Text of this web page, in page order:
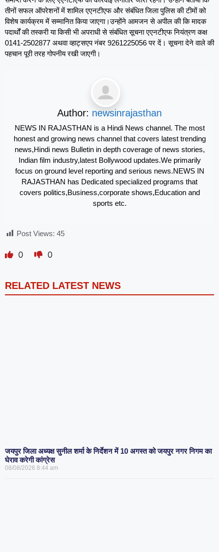
तीनों सफल ऑपरेशनों में शामिल एएनटीएफ और संबंधित जिला पुलिस की टीमों को
विशेष कार्यक्रम में सम्मानित किया जाएगा।उन्होंने आमजन से अपील की कि मादक
पदार्थों की तस्करी या किसी भी अपराधी से संबंधित सूचना एएनटीएफ नियंत्रण कक्ष
0141-2502877 अथवा व्हाट्सएप नंबर 9261225056 पर दें। सूचना देने वाले की
पहचान पूरी तरह गोपनीय रखी जाएगी।
Author: newsinrajasthan
NEWS IN RAJASTHAN is a Hindi News channel. The most
honest and growing news channel that covers latest trending
news,Hindi news Bulletin in depth coverage of news stories,
Indian film industry,latest Bollywood updates.We primarily
focus on ground level reporting and serious news.NEWS IN
RAJASTHAN has Dedicated specialized programs that
covers politics,Business,corporate shows,Education and
sports etc.
Post Views: 45
0 0
RELATED LATEST NEWS
जयपुर जिला अध्यक्ष सुनील शर्मा के निर्देशन में 10 अगस्त को जयपुर नगर निगम का
घेराव करेगी कांग्रेस
08/08/2026 8:44 am